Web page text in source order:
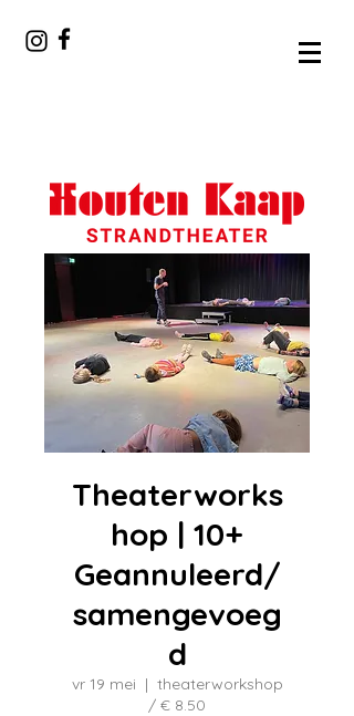
Theaterworks
hop | 10+
Geannuleerd/
samengevoeg
d
vr 19 mei
  |
theaterworkshop
/ € 8.50